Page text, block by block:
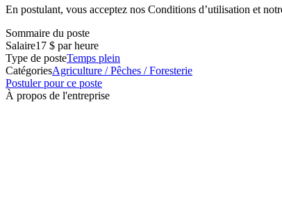
En postulant, vous acceptez nos Conditions d’utilisation et
Sommaire du poste
Salaire17 $ par heure
Type de posteTemps plein
CatégoriesAgriculture / Pêches / Foresterie
Postuler pour ce poste
À propos de l'entreprise